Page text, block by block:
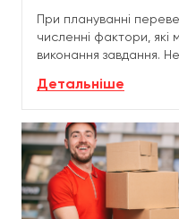
При плануванні
численні фактори, які
виконання завдання.
великогабаритного...
Детальніше